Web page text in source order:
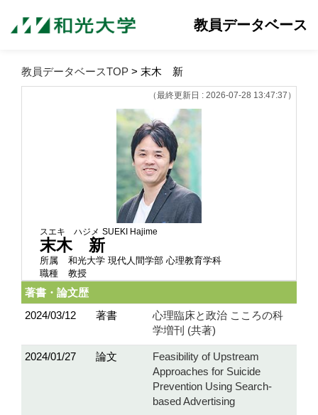
教員データベース
教員データベースTOP > 末木 新
（最終更新日 : 2026-07-28 13:47:37）
スエキ ハジメ SUEKI Hajime
末木 新
所属
和光大学 現代人間学部 心理教育学科
職種
教授
著書・論文歴
2024/03/12
著書
心理臨床と政治 こころの科
学増刊 (共著)
2024/01/27 論文
Feasibility of Upstream
Approaches for Suicide
Prevention Using Search-
based Advertising